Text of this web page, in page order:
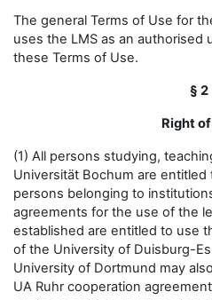
The general Terms of Use for
uses the LMS as an authorised
these Terms of Use.
§ 2
Right
(1) All persons studying,
Universität Bochum are
persons belonging to
agreements for the use of the
established are entitled to use
of the University of Duisburg-
University of Dortmund may
UA Ruhr cooperation